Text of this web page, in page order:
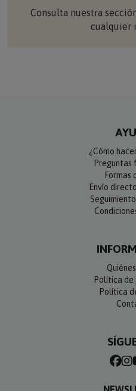
Consulta nuestra
cualquier
¿Cómo
Preguntas
Formas
Envío
Política de
Política